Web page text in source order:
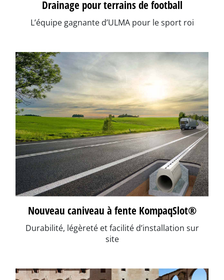
Drainage pour terrains de football
L’équipe gagnante d’ULMA pour le sport roi
Nouveau caniveau à fente KompaqSlot®
Durabilité, légèreté et facilité d’installation sur
site